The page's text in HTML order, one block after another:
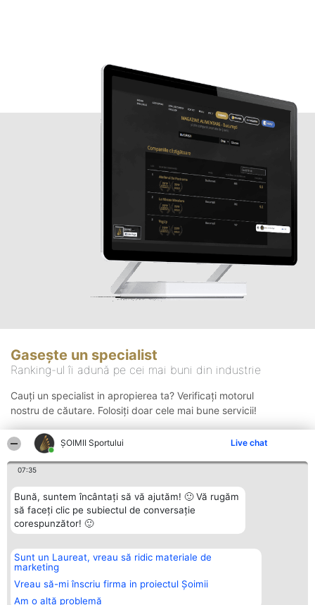
ȘOIMII Sportului Live chat
07:35
Bună, suntem încântați să vă ajutăm! 🙂 Vă rugăm
să faceți clic pe subiectul de conversație
corespunzător! 🙂
Sunt un Laureat, vreau să ridic materiale de
marketing
Vreau să-mi înscriu firma in proiectul Șoimii
Am o altă problemă
Gasește un specialist
Ranking-ul îi adună pe cei mai buni din industrie
Cauți un specialist in apropierea ta? Verificați motorul
nostru de căutare. Folosiți doar cele mai bune servicii!
Organizator Ranking
BRIGHT SOLUTIONS BR SRL
Aleea Timisul De Sus 2 Bl. A30
Sc. A Et. 4 Ap. 13 Cod 061952
București
Plebiscyt
Lista Tuturor
Laureaților
Contact